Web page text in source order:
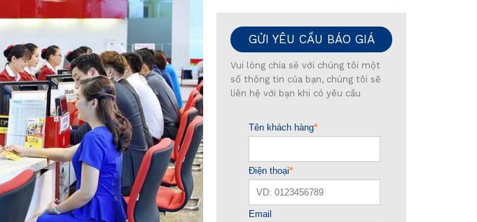
GỬI YÊU CẦU BÁO GIÁ
Vui lòng chia sẻ với chúng tôi một
số thông tin của bạn, chúng tôi sẽ
liên hệ với bạn khi có yêu cầu